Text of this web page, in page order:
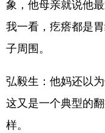
象，他母亲就说他
我一看，疙瘩都是
子周围。
弘毅生：他妈还以
这又是一个典型的
样。